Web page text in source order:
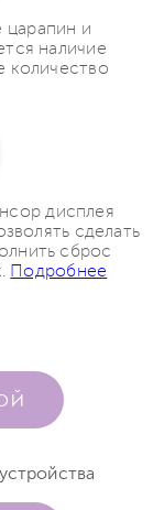
царапин и
наличие
количество
дисплея
сделать
сброс
Подробнее